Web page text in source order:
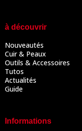
à découvrir
Nouveautés
Cuir & Peaux
Outils & Accessoires
Tutos
Actualités
Guide
Informations